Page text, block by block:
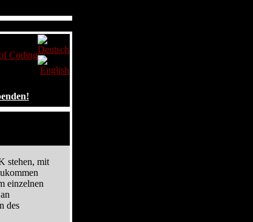
Coding
stehen, mit
einzelnen
des